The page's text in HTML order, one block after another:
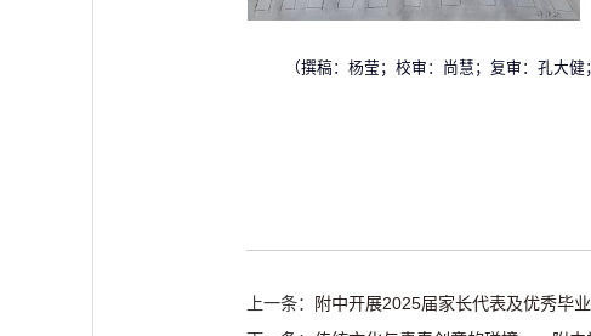
（撰稿：杨莹；校审：尚慧；复审：孔大健
上一条：
附中开展2025届家长代表及优秀毕